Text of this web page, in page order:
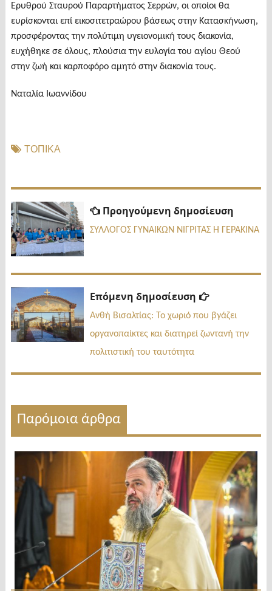
Ερυθρού Σταυρού Παραρτήματος Σερρών, οι οποίοι θα
ευρίσκονται επί εικοσιτετραώρου βάσεως στην Κατασκήνωση,
προσφέροντας την πολύτιμη υγειονομική τους διακονία,
ευχήθηκε σε όλους, πλούσια την ευλογία του αγίου Θεού
στην ζωή και καρποφόρο αμητό στην διακονία τους.
Ναταλία Ιωαννίδου
ΤΟΠΙΚΑ
Πλοήγηση
άρθρων
Προηγούμενη δημοσίευση
ΣΥΛΛΟΓΟΣ ΓΥΝΑΙΚΩΝ ΝΙΓΡΙΤΑΣ Η ΓΕΡΑΚΙΝΑ
Επόμενη δημοσίευση
Επόμενη
Ανθή Βισαλτίας: Το χωριό που βγάζει
οργανοπαίκτες και διατηρεί ζωντανή την
πολιτιστική του ταυτότητα
Παρόμοια άρθρα